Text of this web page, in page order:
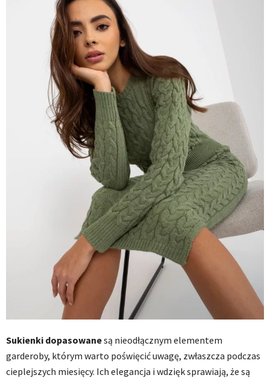
Sukienki dopasowanesą nieodłącznym elementem
garderoby, którym warto poświęcić uwagę, zwłaszcza podczas
cieplejszych miesięcy. Ich elegancja i wdzięk sprawiają, że są